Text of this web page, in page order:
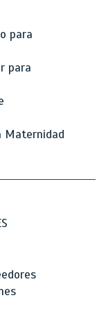
para
para
Maternidad